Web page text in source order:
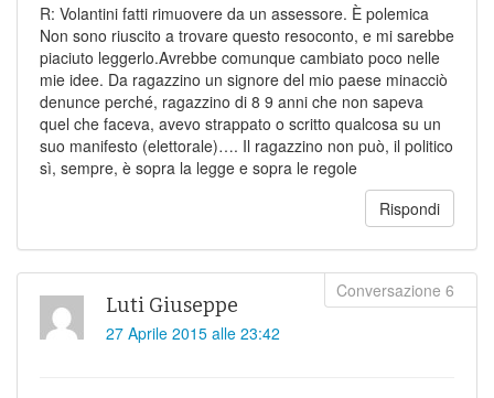
R: Volantini fatti rimuovere da un assessore. È polemica
Non sono riuscito a trovare questo resoconto, e mi sarebbe
piaciuto leggerlo.Avrebbe comunque cambiato poco nelle
mie idee. Da ragazzino un signore del mio paese minacciò
denunce perché, ragazzino di 8 9 anni che non sapeva
quel che faceva, avevo strappato o scritto qualcosa su un
suo manifesto (elettorale)…. Il ragazzino non può, il politico
sì, sempre, è sopra la legge e sopra le regole
Rispondi
Luti Giuseppe
27 Aprile 2015 alle 23:42